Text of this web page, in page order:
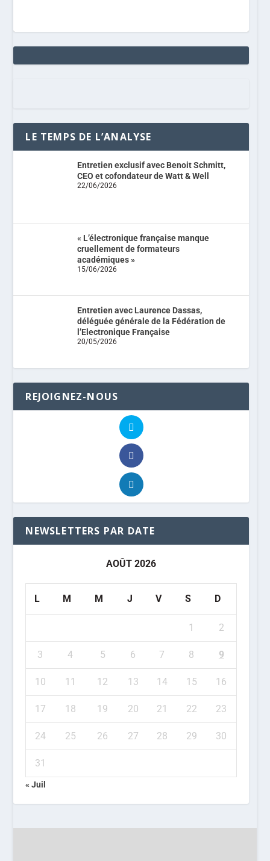
LE TEMPS DE L’ANALYSE
Entretien exclusif avec Benoit Schmitt,
CEO et cofondateur de Watt & Well
22/06/2026
« L’électronique française manque
cruellement de formateurs
académiques »
15/06/2026
Entretien avec Laurence Dassas,
déléguée générale de la Fédération de
l’Electronique Française
20/05/2026
REJOIGNEZ-NOUS
NEWSLETTERS PAR DATE
AOÛT 2026
L M M J V S D
1 2
3 4 5 6 7 8 9
10 11 12 13 14 15 16
17 18 19 20 21 22 23
24 25 26 27 28 29 30
31
« Juil